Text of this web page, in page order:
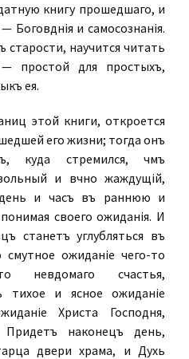
книгу прошедшаго, и
Боговѣдѣнія и самосознанія.
старости, научится читать
— простой для простыхъ,
ея.
этой книги, откроется
его жизни; тогда онъ
куда стремился, чѣмъ
и вѣчно жаждущій,
и часъ въ раннюю и
своего ожиданія. И
станетъ углубляться въ
ожиданіе чего-то
то невѣдомаго счастья,
тихое и ясное ожиданіе
Христа Господня,
Придетъ наконецъ день,
двери храма, и Духь